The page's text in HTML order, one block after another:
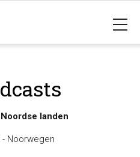
landen
Noorwegen